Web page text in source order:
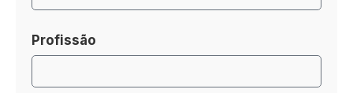
Profissão